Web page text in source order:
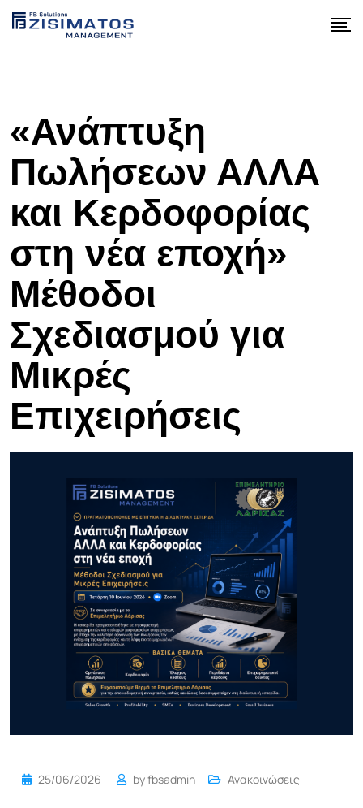
Skip
«Ανάπτυξη
Πωλήσεων ΑΛΛΑ
και Κερδοφορίας
στη νέα εποχή»
Μέθοδοι
Σχεδιασμού για
Μικρές
Επιχειρήσεις
25/06/2026 byfbsadmin Ανακοινώσεις